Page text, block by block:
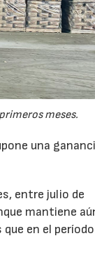
meses.
una
entre julio de
mantiene
en el período